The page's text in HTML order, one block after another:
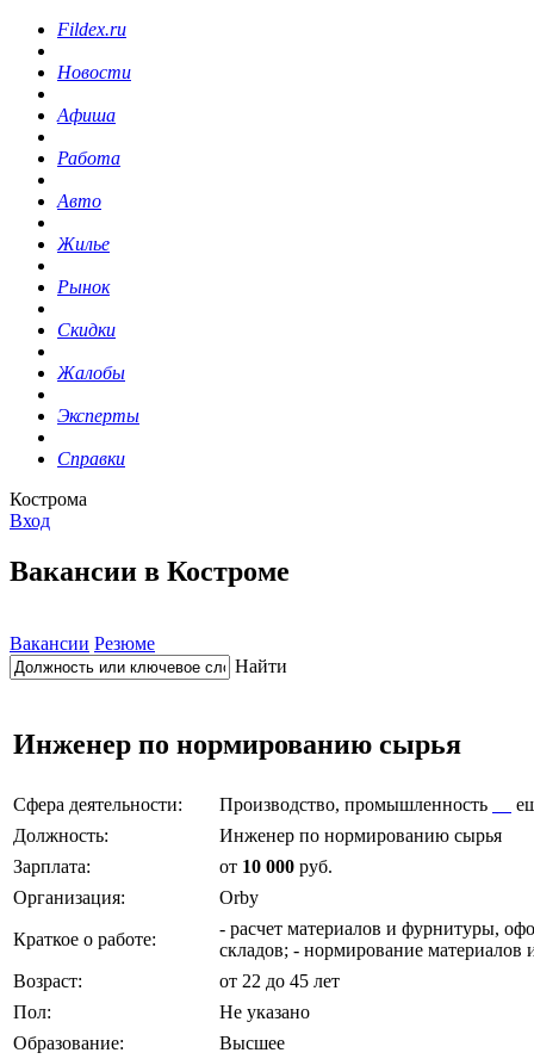
Fildex.ru
Новости
Афиша
Работа
Авто
Жилье
Рынок
Скидки
Жалобы
Эксперты
Справки
Кострома
Вход
Вакансии в Костроме
Вакансии Резюме
Найти
Инженер по нормированию сырья
Сфера деятельности: Производство, промышленность
Должность:
Инженер по нормированию сырья
Зарплата:
от 10 000 руб.
Организация:
Оrbу
Краткое о работе:
- расчет материалов и фурнитуры,
складов; - нормирование
Возраст:
от 22 до 45 лет
Пол:
Не указано
Образование:
Высшее